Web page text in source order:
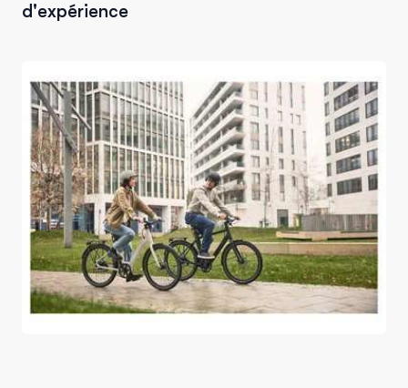
d'expérience